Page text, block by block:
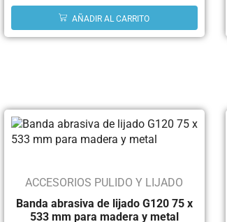
AÑADIR AL CARRITO
ACCESORIOS PULIDO Y LIJADO
Banda abrasiva de lijado G120 75 x
533 mm para madera y metal